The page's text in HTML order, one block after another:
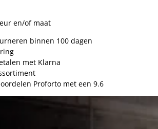
en/of maat
binnen 100 dagen
met Klarna
Proforto met een 9.6